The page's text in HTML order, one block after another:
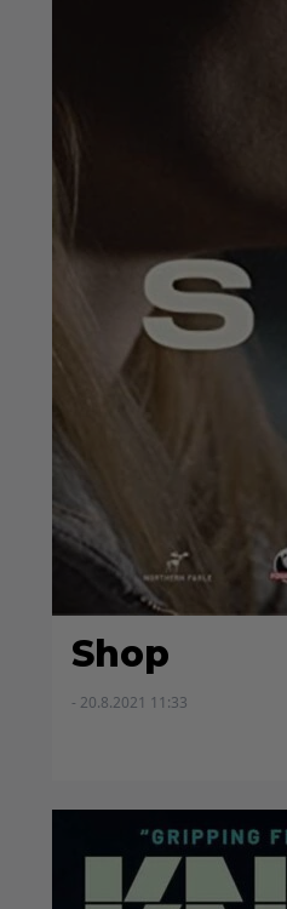
Shop
- 20.8.2021 11:33